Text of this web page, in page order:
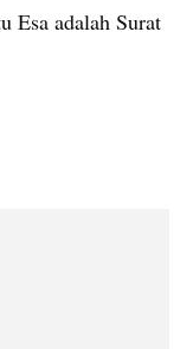
Esa adalah Surat